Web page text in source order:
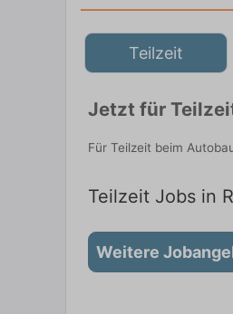
Teilzeit
Jetzt für
Für Teilzeit beim
Teilzeit Jobs in
Weitere